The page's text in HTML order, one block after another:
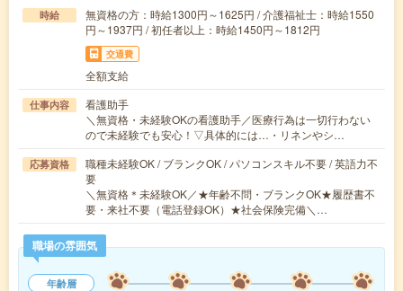
時給
無資格の方：時給1300円～1625円 / 介護福祉士：時給1550
円～1937円 / 初任者以上：時給1450円～1812円
交通費
全額支給
仕事内容
看護助手
＼無資格・未経験OKの看護助手／医療行為は一切行わない
ので未経験でも安心！▽具体的には…・リネンやシ…
応募資格
職種未経験OK / ブランクOK / パソコンスキル不要 / 英語力不
要
＼無資格＊未経験OK／★年齢不問・ブランクOK★履歴書不
要・来社不要（電話登録OK）★社会保険完備＼…
職場の雰囲気
年齢層